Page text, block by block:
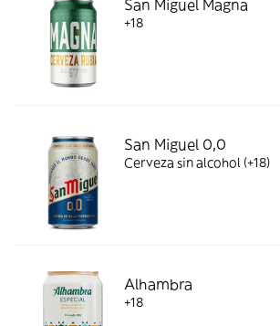
San Miguel Magna
+18
San Miguel 0,0
Cerveza sin alcohol (+18)
Alhambra
+18